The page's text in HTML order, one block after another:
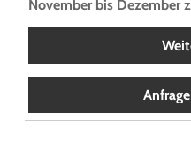
November bis Dezember